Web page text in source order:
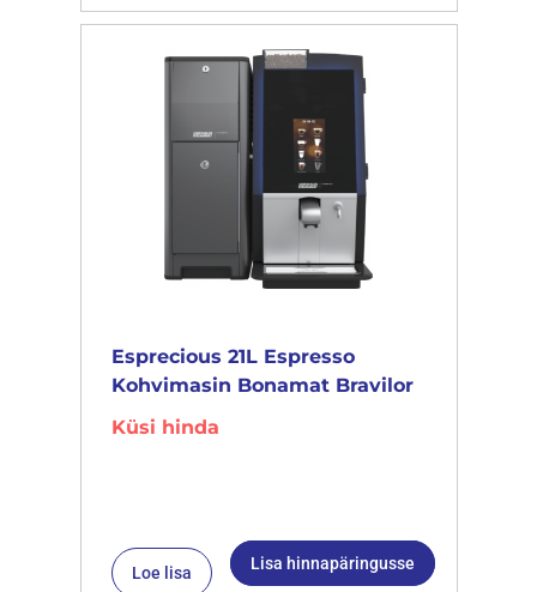
Esprecious 21L Espresso
Kohvimasin Bonamat Bravilor
Küsi hinda
Loe lisa Lisa hinnapäringusse